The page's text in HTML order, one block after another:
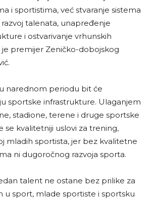
i sportistima, već stvaranje sistema
talenata, unapređenje
i ostvarivanje vrhunskih
je premijer Zeničko-dobojskog
narednom periodu bit će
sportske infrastrukture. Ulaganjem
stadione, terene i druge sportske
se kvalitetniji uslovi za trening,
mladih sportista, jer bez kvalitetne
ni dugoročnog razvoja sporta.
talent ne ostane bez prilike za
u sport, mlade sportiste i sportsku